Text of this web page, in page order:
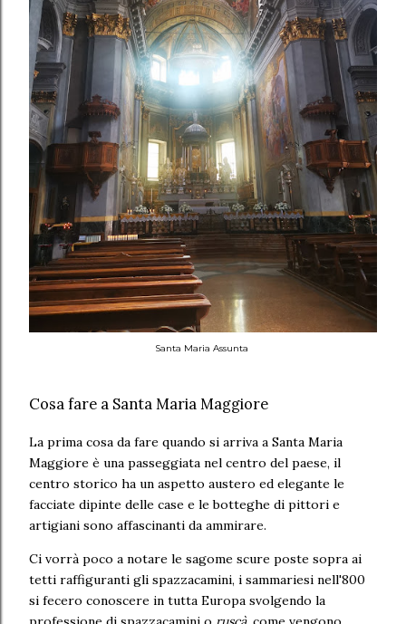
Santa Maria Assunta
Cosa fare a Santa Maria Maggiore
La prima cosa da fare quando si arriva a Santa Maria
Maggiore è una passeggiata nel centro del paese, il
centro storico ha un aspetto austero ed elegante le
facciate dipinte delle case e le botteghe di pittori e
artigiani sono affascinanti da ammirare.
Ci vorrà poco a notare le sagome scure poste sopra ai
tetti raffiguranti gli spazzacamini, i sammariesi nell'800
si fecero conoscere in tutta Europa svolgendo la